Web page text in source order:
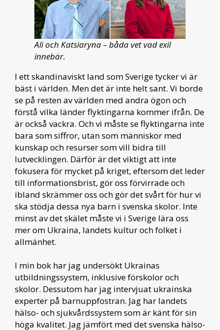
Ali och Katsiaryna – båda vet vad exil
innebär.
I ett skandinaviskt land som Sverige tycker vi är
bäst i världen. Men det är inte helt sant. Vi borde
se på resten av världen med andra ögon och
förstå vilka länder flyktingarna kommer ifrån. De
är också vackra. Och vi måste se flyktingarna inte
bara som siffror, utan som människor med
kunskap och resurser som vill bidra till
lutvecklingen. Därför är det viktigt att inte
fokusera för mycket på kriget, eftersom det leder
till informationsbrist, gör oss förvirrade och
ibland skrämmer oss och gör det svårt för hur vi
ska stödja dessa nya barn i svenska skolor. Inte
minst av det skälet måste vi i Sverige lära oss
mer om Ukraina, landets kultur och folket i
allmänhet.
I min bok har jag undersökt Ukrainas
utbildningssystem, inklusive förskolor och
skolor. Dessutom har jag intervjuat ukrainska
experter på barnuppfostran. Jag har landets
hälso- och sjukvårdssystem som är känt för sin
höga kvalitet. Jag jämfört med det svenska hälso-